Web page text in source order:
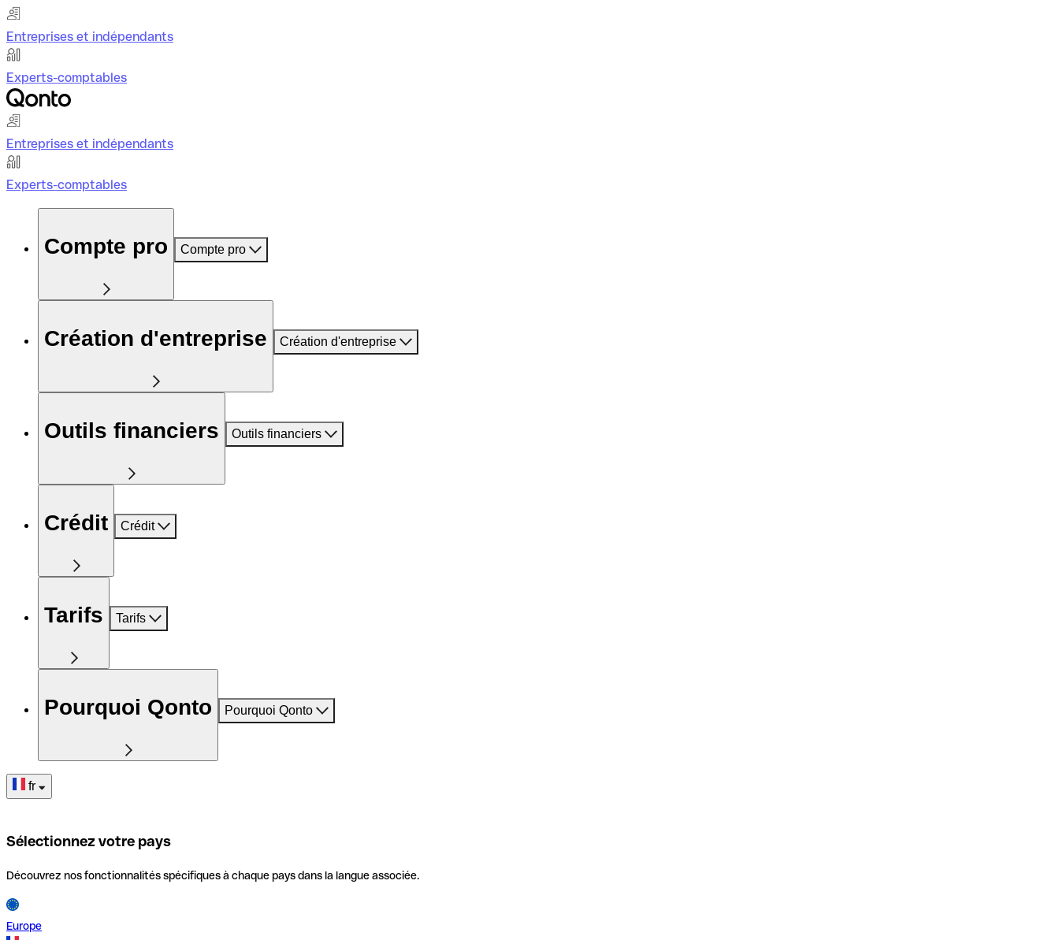
Entreprises et indépendants
Experts-comptables
Entreprises et indépendants
Experts-comptables
Compte pro Compte pro
Création d'entreprise Création d'entreprise
Outils financiers Outils financiers
Crédit Crédit
Tarifs Tarifs
Pourquoi Qonto Pourquoi Qonto
fr
Sélectionnez votre pays
Découvrez nos fonctionnalités spécifiques à chaque pays dans la langue associée.
Europe